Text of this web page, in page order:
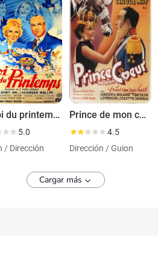
La loi du printemps
5.0
/ Dirección
Prince de mon coeur
4.5
Dirección / Guion
Cargar más